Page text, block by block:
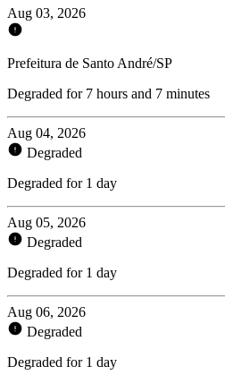
Aug 03, 2026
Prefeitura de Santo André/SP
Degraded for 7 hours and 7 minutes
Aug 04, 2026
Degraded
Degraded for 1 day
Aug 05, 2026
Degraded
Degraded for 1 day
Aug 06, 2026
Degraded
Degraded for 1 day